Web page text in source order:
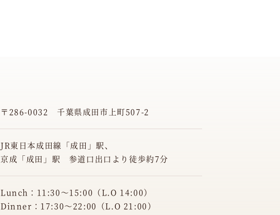
〒286-0032 千葉県成田市上町507-2
JR東日本成田線「成田」駅、
京成「成田」駅 参道口出口より徒歩約7分
Lunch：11:30～15:00（L.O 14:00）
Dinner：17:30～22:00（L.O 21:00）